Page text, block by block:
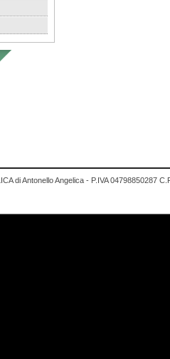
di Antonello Angelica - P.IVA 04798850287